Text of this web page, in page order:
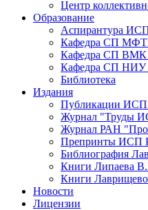
Центр
Образование
Аспирантура
Кафедра СП
Кафедра СП
Кафедра СП
Библиотека
Издания
Публикации
Журнал "Труды
Журнал РАН
Препринты ИСП
Библиография
Книги Липаева
Книги
Новости
Лицензии